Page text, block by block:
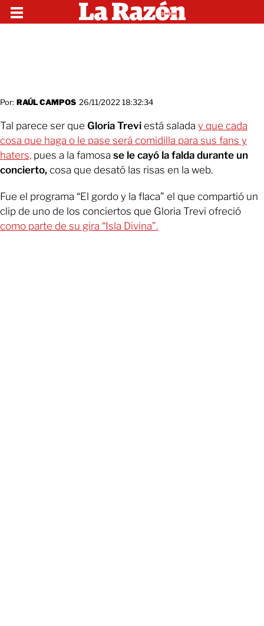
Por: RAÚL CAMPOS 26/11/2022 18:32:34
Tal parece ser que Gloria Trevi está salada y que cada
cosa que haga o le pase será comidilla para sus fans y
haters, pues a la famosa se le cayó la falda durante un
concierto, cosa que desató las risas en la web.
Fue el programa “El gordo y la flaca” el que compartió un
clip de uno de los conciertos que Gloria Trevi ofreció
como parte de su gira “Isla Divina”.